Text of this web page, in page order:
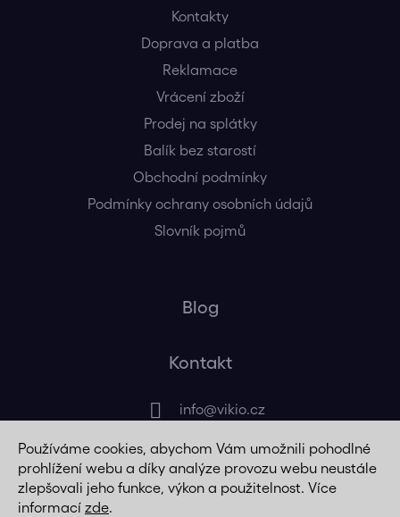
Používáme cookies, abychom Vám umožnili pohodlné
prohlížení webu a díky analýze provozu webu neustále
zlepšovali jeho funkce, výkon a použitelnost. Více
informací zde.
Kontakty
Doprava a platba
Reklamace
Vrácení zboží
Prodej na splátky
Balík bez starostí
Obchodní podmínky
Podmínky ochrany osobních údajů
Slovník pojmů
Blog
Kontakt
info@vikio.cz
+420 725 320 508